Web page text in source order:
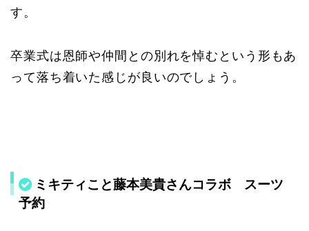
す。
卒業式は恩師や仲間との別れを悼むという形もあ
って落ち着いた感じが良いのでしょう。
ミキティこと藤本美貴さんコラボ スーツ
予約